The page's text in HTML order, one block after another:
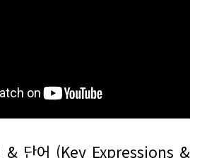
& 단어 (Key Expressions &